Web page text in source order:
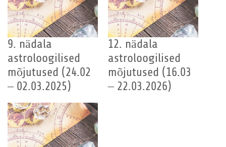
9. nädala
astroloogilised
mõjutused (24.02
– 02.03.2025)
12. nädala
astroloogilised
mõjutused (16.03
– 22.03.2026)